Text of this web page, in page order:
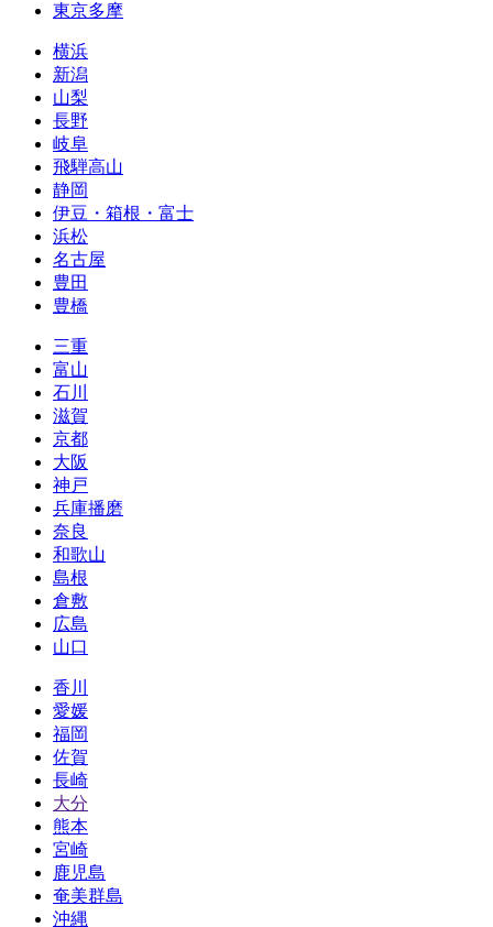
東京多摩
横浜
新潟
山梨
長野
岐阜
飛騨高山
静岡
伊豆・箱根・富士
浜松
名古屋
豊田
豊橋
三重
富山
石川
滋賀
京都
大阪
神戸
兵庫播磨
奈良
和歌山
島根
倉敷
広島
山口
香川
愛媛
福岡
佐賀
長崎
大分
熊本
宮崎
鹿児島
奄美群島
沖縄